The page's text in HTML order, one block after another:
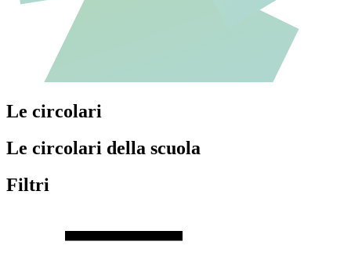
Le circolari
Le circolari della scuola
Filtri